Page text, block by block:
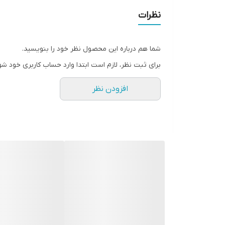
نظرات
شما هم درباره این محصول نظر خود را بنویسید.
برای ثبت نظر، لازم است ابتدا وارد حساب کاربری خود
افزودن نظر